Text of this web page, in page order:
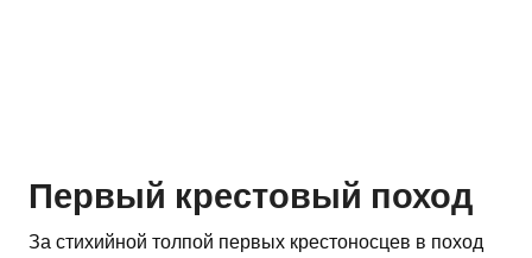
Первый крестовый поход
За стихийной толпой первых крестоносцев в поход